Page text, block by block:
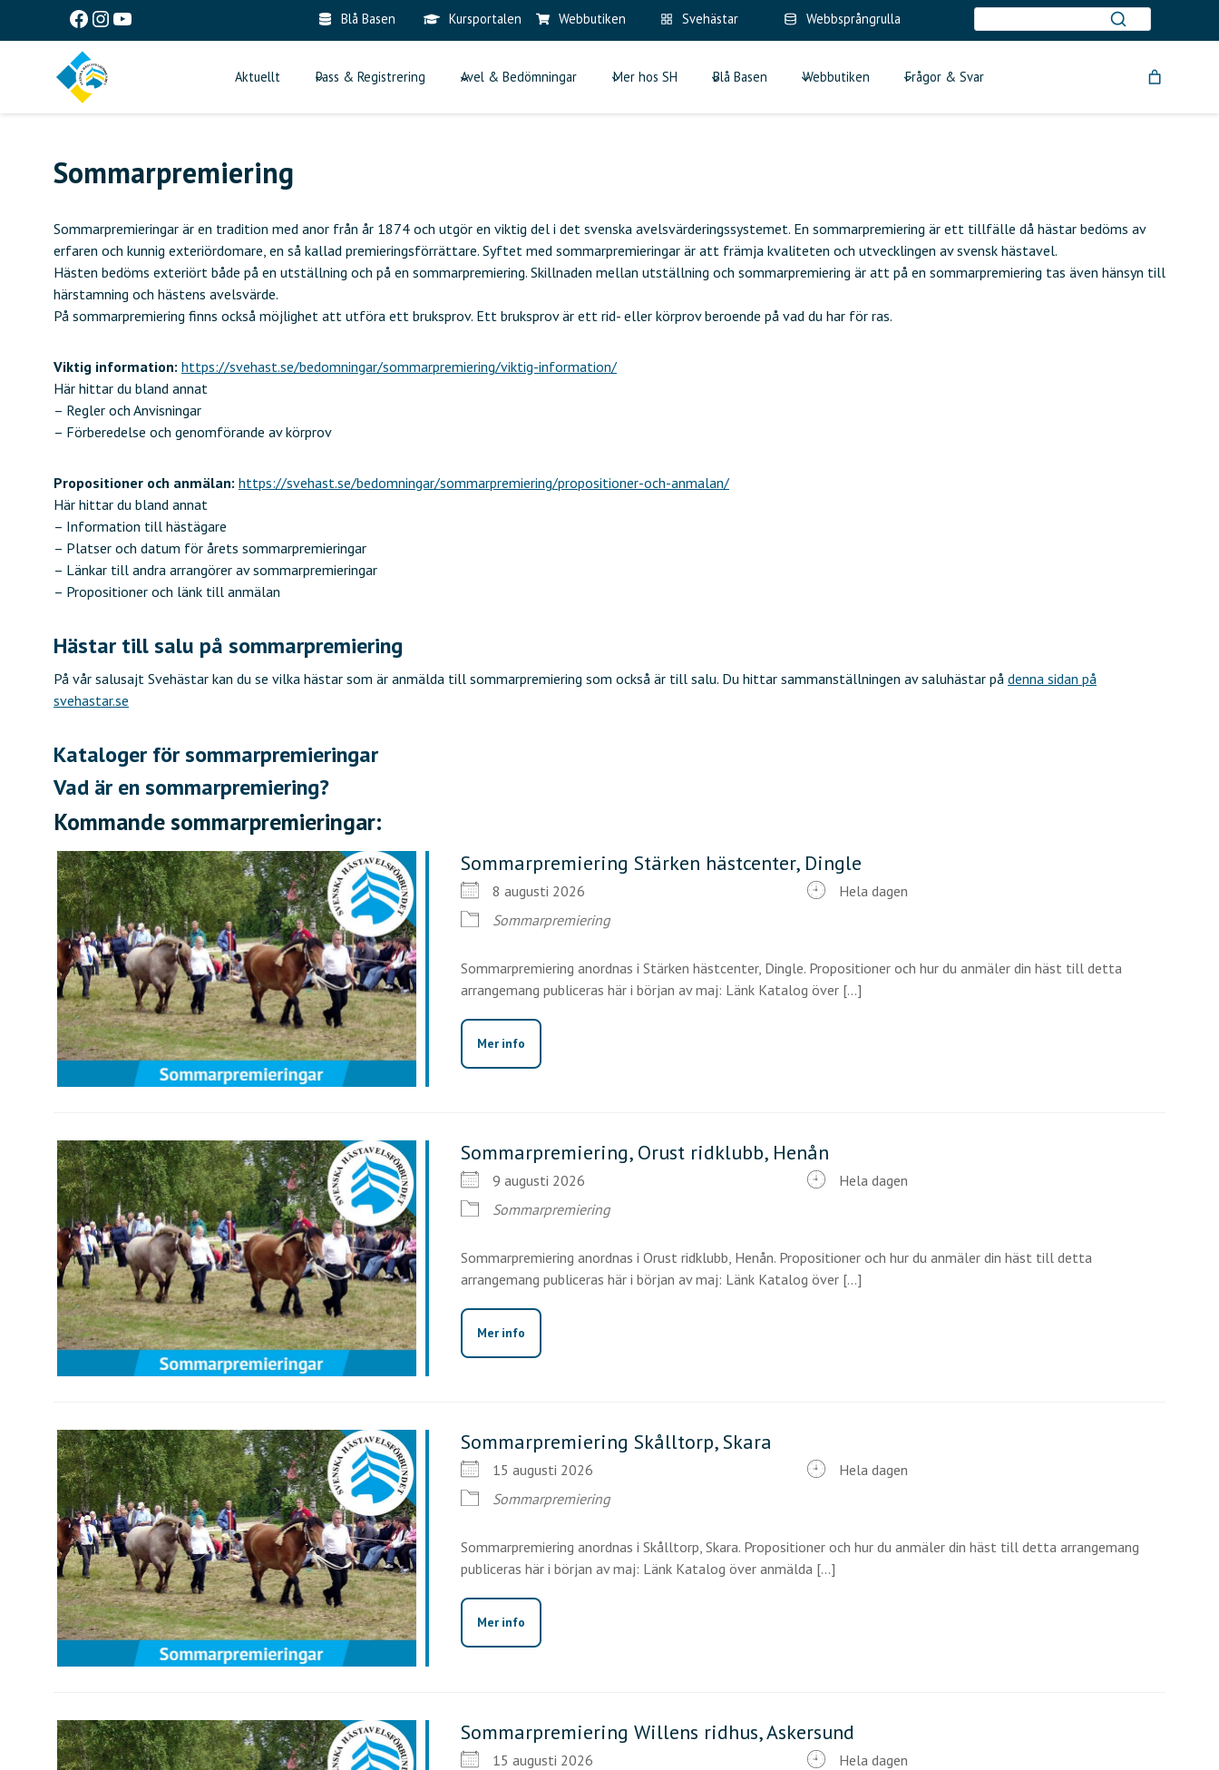
Facebook
Instagram
YouTube Blå Basen Kursportalen Webbutiken Svehästar Webbsprångrulla
Aktuellt Pass & Registrering Avel & Bedömningar Mer hos SH Blå Basen Webbutiken Frågor & Svar
Sommarpremiering
Sommarpremieringar är en tradition med anor från år 1874 och utgör en viktig del i det svenska avelsvärderingssystemet. En sommarpremiering är ett tillfälle då hästar bedöms av
erfaren och kunnig exteriördomare, en så kallad premieringsförrättare. Syftet med sommarpremieringar är att främja kvaliteten och utvecklingen av svensk hästavel.
Hästen bedöms exteriört både på en utställning och på en sommarpremiering. Skillnaden mellan utställning och sommarpremiering är att på en sommarpremiering tas även hänsyn till
härstamning och hästens avelsvärde.
På sommarpremiering finns också möjlighet att utföra ett bruksprov. Ett bruksprov är ett rid- eller körprov beroende på vad du har för ras.
Viktig information: https://svehast.se/bedomningar/sommarpremiering/viktig-information/
Här hittar du bland annat
– Regler och Anvisningar
– Förberedelse och genomförande av körprov
Propositioner och anmälan: https://svehast.se/bedomningar/sommarpremiering/propositioner-och-anmalan/
Här hittar du bland annat
– Information till hästägare
– Platser och datum för årets sommarpremieringar
– Länkar till andra arrangörer av sommarpremieringar
– Propositioner och länk till anmälan
Hästar till salu på sommarpremiering
På vår salusajt Svehästar kan du se vilka hästar som är anmälda till sommarpremiering som också är till salu. Du hittar sammanställningen av saluhästar på denna sidan på
svehastar.se
Kataloger för sommarpremieringar
Vad är en sommarpremiering?
Kommande sommarpremieringar:
Sommarpremiering Stärken hästcenter, Dingle
8 augusti 2026
Hela dagen
Sommarpremiering
Sommarpremiering anordnas i Stärken hästcenter, Dingle. Propositioner och hur du anmäler din häst till detta
arrangemang publiceras här i början av maj: Länk Katalog över [...]
Mer info
Sommarpremiering, Orust ridklubb, Henån
9 augusti 2026
Hela dagen
Sommarpremiering
Sommarpremiering anordnas i Orust ridklubb, Henån. Propositioner och hur du anmäler din häst till detta
arrangemang publiceras här i början av maj: Länk Katalog över [...]
Mer info
Sommarpremiering Skålltorp, Skara
15 augusti 2026
Hela dagen
Sommarpremiering
Sommarpremiering anordnas i Skålltorp, Skara. Propositioner och hur du anmäler din häst till detta arrangemang
publiceras här i början av maj: Länk Katalog över anmälda [...]
Mer info
Sommarpremiering Willens ridhus, Askersund
15 augusti 2026
Hela dagen